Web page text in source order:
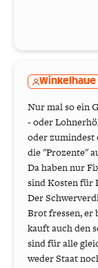
Winkelhaue
Nur mal so ein
- oder
oder zumindest
die "Prozente"
Da haben nur
sind Kosten für
Der
Brot fressen, er
kauft auch den
sind für alle
weder Staat